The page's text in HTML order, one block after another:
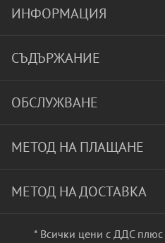
ИНФОРМАЦИЯ
СЪДЪРЖАНИЕ
ОБСЛУЖВАНЕ
МЕТОД НА ПЛАЩАНЕ
МЕТОД НА ДОСТАВКА
* Всички цени с ДДС плюс